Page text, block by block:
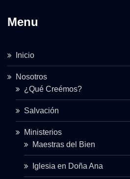
Menu
Inicio
Nosotros
¿Qué Creémos?
Salvación
Ministerios
Maestras del Bien
Iglesia en Doña Ana